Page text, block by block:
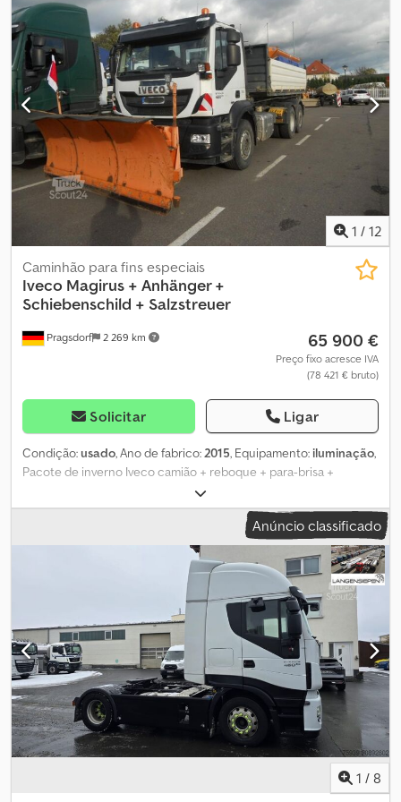
reboque Eixo elevável e direcional Cabina com cama Sistema de
gancho: Hiab Hooklift XR 21S59
1 / 12
Pragsdorf 2 269 km
Caminhão para fins especiais
Iveco Magirus + Anhänger +
Schiebenschild + Salzstreuer
65 900 €
Preço fixo acresce IVA
(78 421 € bruto)
Solicitar Ligar
Condição:usado, Ano de fabrico:2015, Equipamento: iluminação,
Pacote de inverno Iveco camião + reboque + para-brisa +
distribuidor de sal 309CV 420 máx 26 t Primeira matrícula
17.09.2015 207136 km, local: cliente Dsdpfxsyc Advo Aafekr
Anúncio classificado
1 / 8